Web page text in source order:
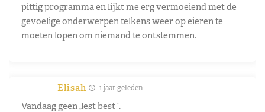
pittig programma en lijkt me erg vermoeiend met de
gevoelige onderwerpen telkens weer op eieren te
moeten lopen om niemand te ontstemmen.
Elisah 1 jaar geleden
Vandaag geen ,lest best ‘.